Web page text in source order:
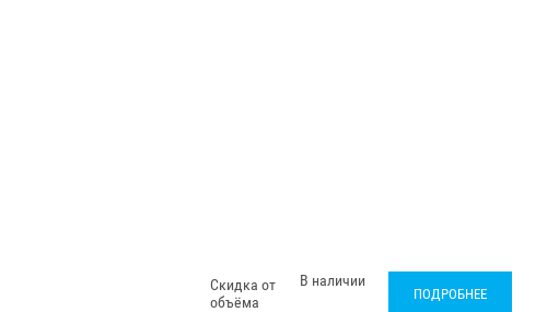
Скидка от
объёма
В наличии
ПОДРОБНЕЕ